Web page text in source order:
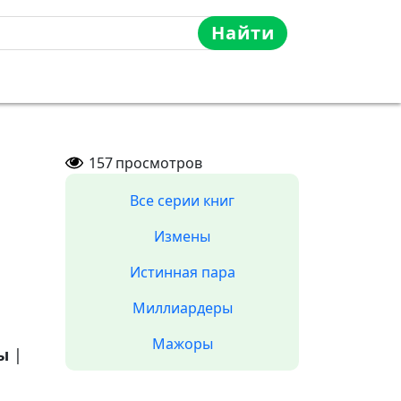
Найти
|
157просмотров
Все серии книг
Измены
Истинная пара
Миллиардеры
Мажоры